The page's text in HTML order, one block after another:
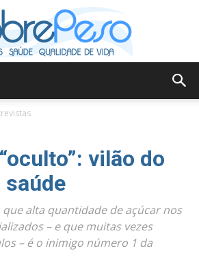
Peso
vilão do
saúde
alta quantidade de açúcar nos
– e que muitas vezes
– é o inimigo número 1 da